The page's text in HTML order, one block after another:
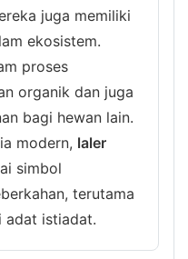
juga memiliki
ekosistem.
proses
organik dan juga
bagi hewan lain.
modern, laler
simbol
terutama
adat istiadat.